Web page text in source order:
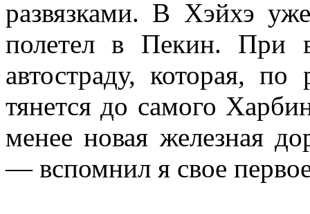
развязками. В Хэйхэ
полетел в Пекин. При
автостраду, которая, по
тянется до самого
менее новая железная
— вспомнил я свое